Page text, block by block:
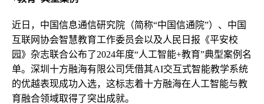
近日，中国信息通信研究院（简称“中国信通院”）、中国
互联网协会智慧教育工作委员会以及人民日报《平安校
园》杂志联合公布了2024年度“人工智能+教育”典型案例名
单。深圳十方融海有限公司凭借其AI交互式智能教学系统
的优越表现成功入选，这标志着十方融海在人工智能与教
育融合领域取得了突出成就。